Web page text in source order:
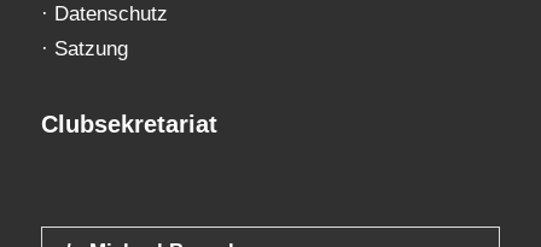
· Datenschutz
· Satzung
Clubsekretariat